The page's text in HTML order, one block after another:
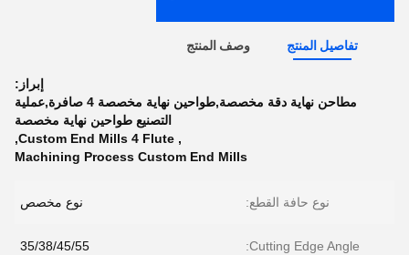
تفاصيل المنتج وصف المنتج
إبراز:
مطاحن نهاية دقة مخصصة,طواحين نهاية مخصصة 4 صافرة,عملية
التصنيع طواحين نهاية مخصصة
,
Custom End Mills 4 Flute
,
Machining Process Custom End Mills
نوع حافة القطع: نوع مخصص
Cutting Edge Angle:
35/38/45/55